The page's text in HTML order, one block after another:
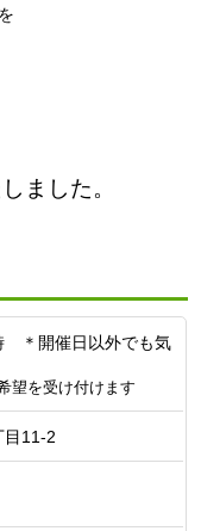
ました。
＊開催日以外でも気
望を受け付けます
目11-2